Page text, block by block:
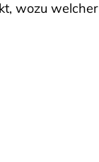
wozu welcher